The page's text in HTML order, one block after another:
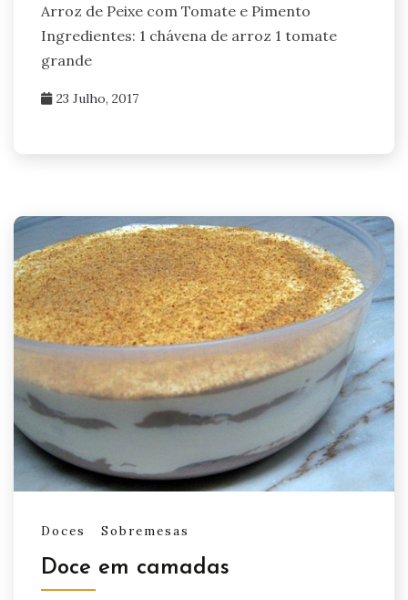
Arroz de Peixe com Tomate e Pimento
Ingredientes: 1 chávena de arroz 1 tomate
grande
23 Julho, 2017
Doces Sobremesas
Doce em camadas